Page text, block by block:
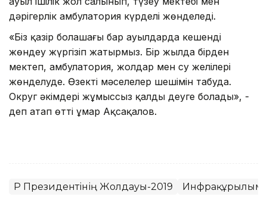
дәрігерлік амбулатория күрделі жөнделеді.
«Біз қазір болашағы бар ауылдарда кешенді
жөндеу жүргізіп жатырмыз. Бір жылда бірден
мектеп, амбулатория, жолдар мен су желілері
жөнделуде. Өзекті мәселелер шешімін табуда.
Округ әкімдері жұмыссыз қалды деуге болады», -
деп атап өтті Құмар Ақсақалов.
ҚР Президентінің Жолдауы-2019